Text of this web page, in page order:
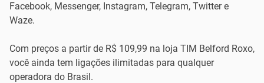
Facebook, Messenger, Instagram, Telegram, Twitter e
Waze.
Com preços a partir de R$ 109,99 na loja TIM Belford Roxo,
você ainda tem ligações ilimitadas para qualquer
operadora do Brasil.